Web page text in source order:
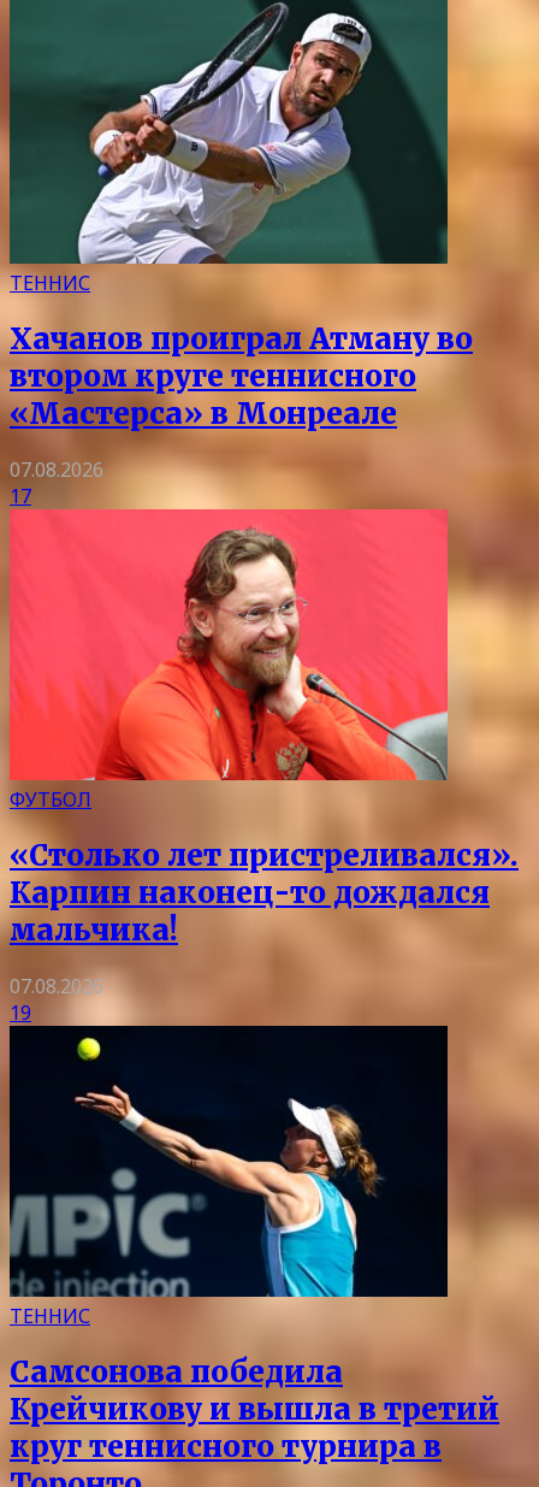
ТЕННИС
Хачанов проиграл Атману во
втором круге теннисного
«Мастерса» в Монреале
07.08.2026
17
ФУТБОЛ
«Столько лет пристреливался».
Карпин наконец-то дождался
мальчика!
07.08.2026
19
ТЕННИС
Самсонова победила
Крейчикову и вышла в третий
круг теннисного турнира в